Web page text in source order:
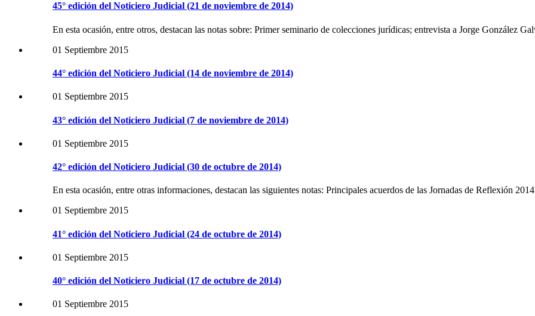
45° edición del Noticiero Judicial (21 de noviembre de 2014)
En esta ocasión, entre otros, destacan las notas sobre: Primer seminario de colecciones jurídicas; entrevista a Jorge González
01 Septiembre 2015
44° edición del Noticiero Judicial (14 de noviembre de 2014)
01 Septiembre 2015
43° edición del Noticiero Judicial (7 de noviembre de 2014)
01 Septiembre 2015
42° edición del Noticiero Judicial (30 de octubre de 2014)
En esta ocasión, entre otras informaciones, destacan las siguientes notas: Principales acuerdos de las Jornadas de Reflexión
01 Septiembre 2015
41° edición del Noticiero Judicial (24 de octubre de 2014)
01 Septiembre 2015
40° edición del Noticiero Judicial (17 de octubre de 2014)
01 Septiembre 2015